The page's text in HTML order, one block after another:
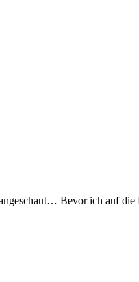
Bevor ich auf die